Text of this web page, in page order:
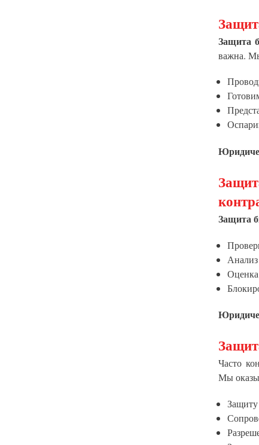
Защита
важна.
Защита
Анализ
Оценка
Часто
Мы
Защиту